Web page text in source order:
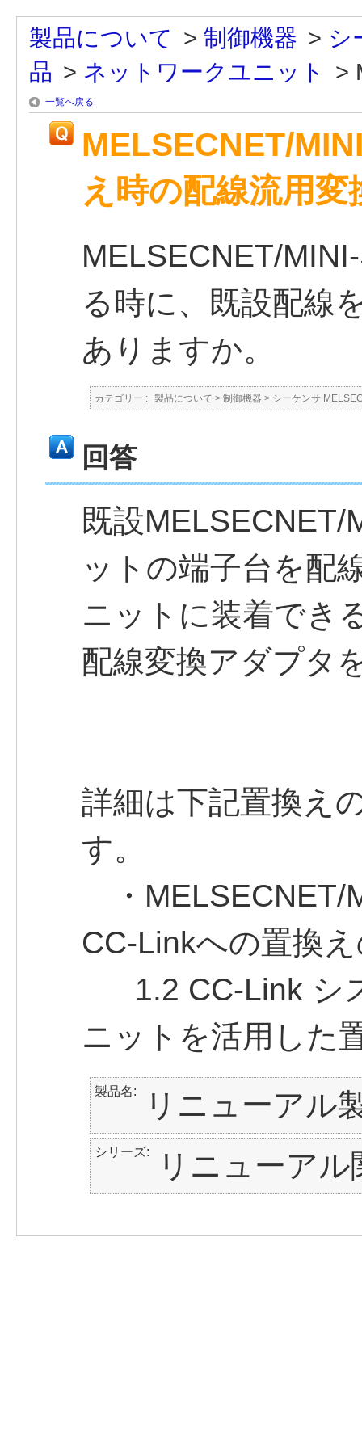
製品について > 制御機器 > シ
品 > ネットワークユニット >
一覧へ戻る
MELSECNET/
え時の配線流用
MELSECNET/
る時に、既設配線
ありますか。
カテゴリー : 製品について > 制御機器 > シーケンサ
回答
既設MELSECNET/
ットの端子台を配
ニットに装着でき
配線変換アダプタ
詳細は下記置換え
す。
・MELSECNET/
CC-Linkへの置換
1.2 CC-Link シ
ニットを活用した
製品名 リニューアル
シリーズ リニューアル